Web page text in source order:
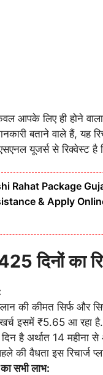
आपके लिए ही होने वाला
बताने वाले हैं, यह
यूजर्स से रिक्वेस्ट
Rahat Package
& Apply
दिनों का
की कीमत सिर्फ और
इसमें ₹5.65 आ रहा है.
है अर्थात 14 महीना
की वैधता इस रिचार्ज
का सभी लाभ: